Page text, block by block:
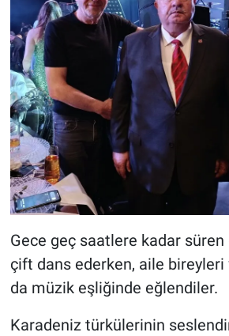
Gece geç saatlere kadar süren
çift dans ederken, aile bireyleri
da müzik eşliğinde eğlendiler.
Karadeniz türkülerinin